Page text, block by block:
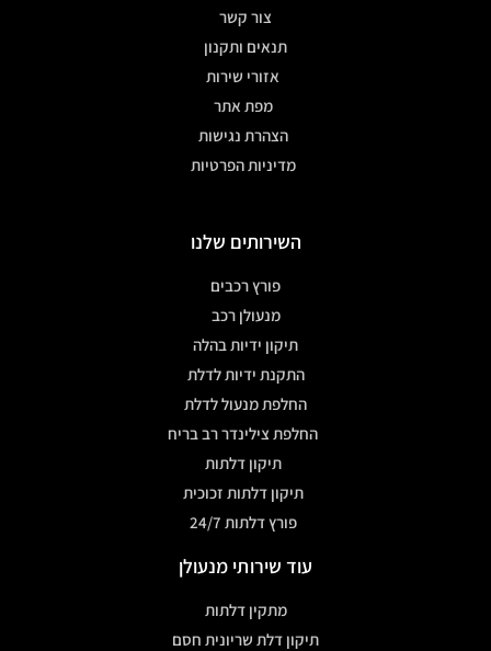
צור קשר
תנאים ותקנון
אזורי שירות
מפת אתר
הצהרת נגישות
מדיניות הפרטיות
השירותים שלנו
פורץ רכבים
מנעולן רכב
תיקון ידיות בהלה
התקנת ידיות לדלת
החלפת מנעול לדלת
החלפת צילינדר רב בריח
תיקון דלתות
תיקון דלתות זכוכית
פורץ דלתות 24/7
עוד שירותי מנעולן
מתקין דלתות
תיקון דלת שריונית חסם